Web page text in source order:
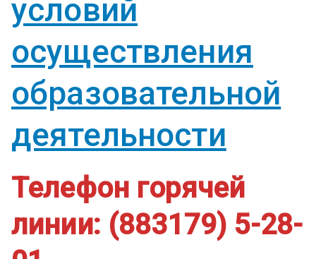
условий
осуществления
образовательной
деятельности
Телефон горячей
линии: (883179) 5-28-